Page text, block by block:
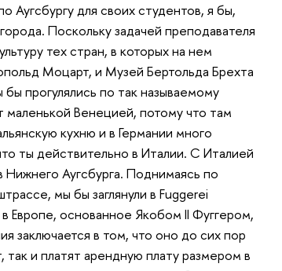
Аугсбургу для своих студентов, я бы,
Поскольку задачей преподавателя
тех стран, в которых на нем
Моцарт, и Музей Бертольда Брехта
прогулялись по так называемому
маленькой Венецией, потому что там
кухню и в Германии много
ты действительно в Италии. С Италией
Нижнего Аугсбурга. Поднимаясь по
мы бы заглянули в Fuggerei
Европе, основанное Якобом II Фуггером,
заключается в том, что оно до сих пор
так и платят арендную плату размером в